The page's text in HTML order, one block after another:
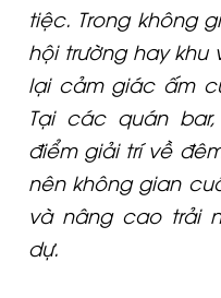
tiệc. Trong không
hội trường hay khu
lại cảm giác ấm
Tại các quán
điểm giải trí về
nên không gian
và nâng cao trải
dự.